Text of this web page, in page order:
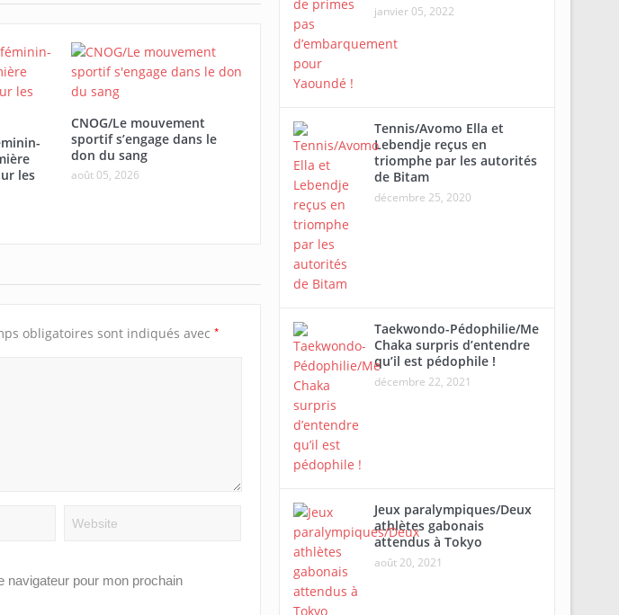
les
CNOG/Le mouvement
sportif s’engage dans le
don du sang
août 05, 2026
obligatoires sont indiqués avec *
navigateur pour mon prochain
janvier 05, 2022
Tennis/Avomo Ella et
Lebendje reçus en
triomphe par les autorités
de Bitam
décembre 25, 2020
Taekwondo-Pédophilie/Me
Chaka surpris d’entendre
qu’il est pédophile !
décembre 22, 2021
Jeux paralympiques/Deux
athlètes gabonais
attendus à Tokyo
août 20, 2021